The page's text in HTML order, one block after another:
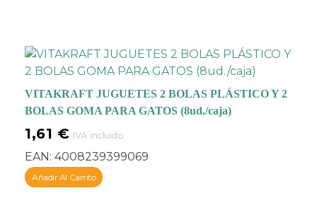
VITAKRAFT JUGUETES 2 BOLAS PLÁSTICO Y 2
BOLAS GOMA PARA GATOS (8ud./caja)
1,61 € IVA incluido
EAN: 4008239399069
Añadir Al Carrito